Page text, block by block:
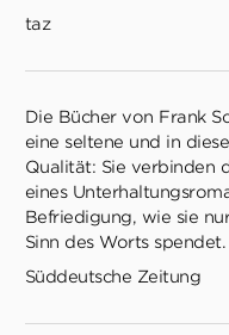
taz
Die Bücher von Frank
eine seltene und in
Qualität: Sie verbinden
eines
Befriedigung, wie sie
Sinn des Worts spendet.
Süddeutsche Zeitung